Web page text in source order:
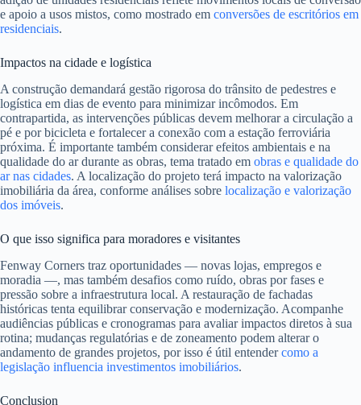
e apoio a usos mistos, como mostrado em conversões de escritórios em
residenciais.
Impactos na cidade e logística
A construção demandará gestão rigorosa do trânsito de pedestres e
logística em dias de evento para minimizar incômodos. Em
contrapartida, as intervenções públicas devem melhorar a circulação a
pé e por bicicleta e fortalecer a conexão com a estação ferroviária
próxima. É importante também considerar efeitos ambientais e na
qualidade do ar durante as obras, tema tratado em obras e qualidade do
ar nas cidades. A localização do projeto terá impacto na valorização
imobiliária da área, conforme análises sobre localização e valorização
dos imóveis.
O que isso significa para moradores e visitantes
Fenway Corners traz oportunidades — novas lojas, empregos e
moradia —, mas também desafios como ruído, obras por fases e
pressão sobre a infraestrutura local. A restauração de fachadas
históricas tenta equilibrar conservação e modernização. Acompanhe
audiências públicas e cronogramas para avaliar impactos diretos à sua
rotina; mudanças regulatórias e de zoneamento podem alterar o
andamento de grandes projetos, por isso é útil entendercomo a
legislação influencia investimentos imobiliários.
Conclusion